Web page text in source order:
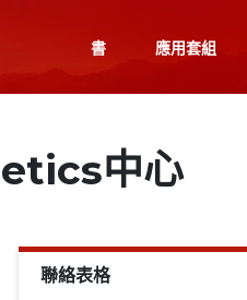
書 應用套組
中心
聯絡表格